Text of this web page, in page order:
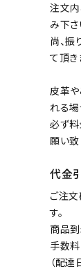
注文内
み下さ
尚、
て頂き
皮革
れる
必ず料
願い致
代金
ご注
す。
商品
手数料
（配達